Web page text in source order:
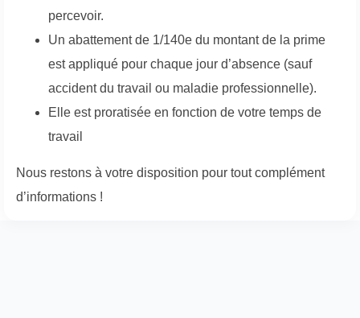
percevoir.
Un abattement de 1/140e du montant de la prime
est appliqué pour chaque jour d’absence (sauf
accident du travail ou maladie professionnelle).
Elle est proratisée en fonction de votre temps de
travail
Nous restons à votre disposition pour tout complément
d’informations !